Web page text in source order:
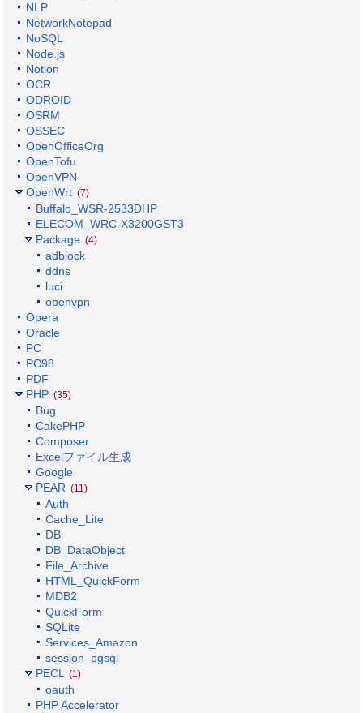
NLP
NetworkNotepad
NoSQL
Node.js
Notion
OCR
ODROID
OSRM
OSSEC
OpenOfficeOrg
OpenTofu
OpenVPN
OpenWrt (7)
Buffalo_WSR-2533DHP
ELECOM_WRC-X3200GST3
Package (4)
adblock
ddns
luci
openvpn
Opera
Oracle
PC
PC98
PDF
PHP (35)
Bug
CakePHP
Composer
Excelファイル生成
Google
PEAR (11)
Auth
Cache_Lite
DB
DB_DataObject
File_Archive
HTML_QuickForm
MDB2
QuickForm
SQLite
Services_Amazon
session_pgsql
PECL (1)
oauth
PHP Accelerator